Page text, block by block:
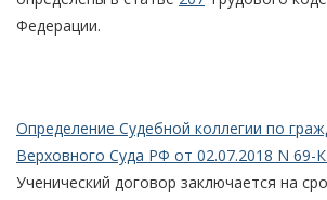
Федерации.
Определение Судебной коллегии по
Верховного Суда РФ от 02.07.2018 N 69-
Ученический договор заключается на